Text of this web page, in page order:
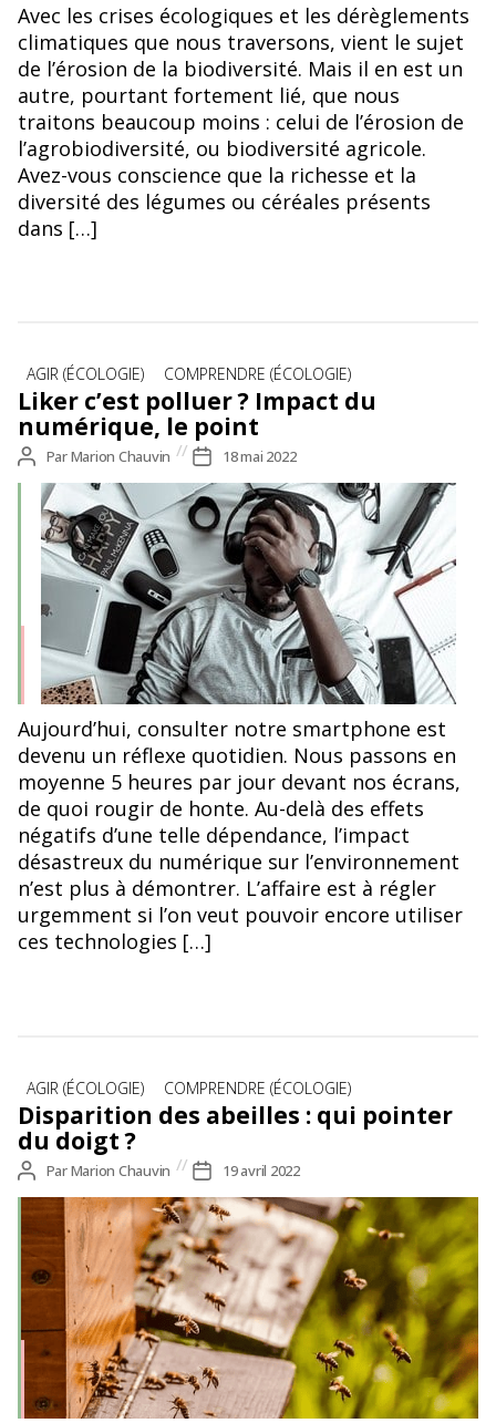
Avec les crises écologiques et les dérèglements
climatiques que nous traversons, vient le sujet
de l’érosion de la biodiversité. Mais il en est un
autre, pourtant fortement lié, que nous
traitons beaucoup moins : celui de l’érosion de
l’agrobiodiversité, ou biodiversité agricole.
Avez-vous conscience que la richesse et la
diversité des légumes ou céréales présents
dans […]
Catégories
AGIR (ÉCOLOGIE) COMPRENDRE (ÉCOLOGIE)
Liker c’est polluer ? Impact du
numérique, le point
Auteur
de
l’article
ParMarion Chauvin
Date
de
l’article
18 mai 2022
Aujourd’hui, consulter notre smartphone est
devenu un réflexe quotidien. Nous passons en
moyenne 5 heures par jour devant nos écrans,
de quoi rougir de honte. Au-delà des effets
négatifs d’une telle dépendance, l’impact
désastreux du numérique sur l’environnement
n’est plus à démontrer. L’affaire est à régler
urgemment si l’on veut pouvoir encore utiliser
ces technologies […]
Catégories
AGIR (ÉCOLOGIE) COMPRENDRE (ÉCOLOGIE)
Disparition des abeilles : qui pointer
du doigt ?
Auteur
de
l’article
ParMarion Chauvin
Date
de
l’article
19 avril 2022